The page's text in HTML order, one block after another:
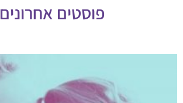
פוסטים אחרונים